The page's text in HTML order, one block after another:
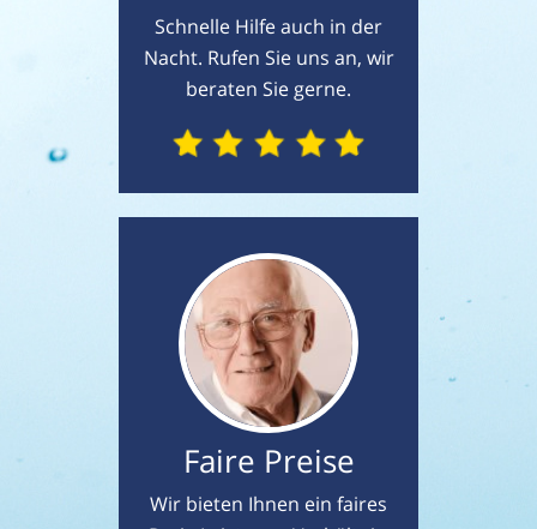
Schnelle Hilfe auch in der
Nacht. Rufen Sie uns an, wir
beraten Sie gerne.
Faire Preise
Wir bieten Ihnen ein faires